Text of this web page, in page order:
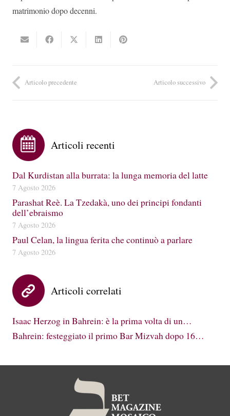
matrimonio dopo decenni.
Articolo precedente Articolo successivo
Articoli recenti
Dal Kurdistan alla burrata: la lunga memoria del latte
7 Agosto 2026
Parashat Reè. La Tzedakà, uno dei principi fondanti
dell’ebraismo
7 Agosto 2026
Paul Celan, la lingua ferita che continuò a parlare
7 Agosto 2026
Articoli correlati
Isaac Herzog in Bahrein: è la prima volta di un…
Bahrein: festeggiato il primo Bar Mizvah dopo 16…